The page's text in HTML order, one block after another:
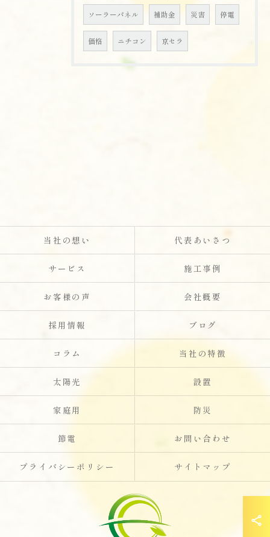
ソーラーパネル 補助金 災害 停電
価格 ニチコン 京セラ
当社の想い 代表あいさつ
サービス 施工事例
お客様の声 会社概要
採用情報 ブログ
コラム 当社の特徴
太陽光 設置
家庭用 防災
節電 お問い合わせ
プライバシーポリシー サイトマップ